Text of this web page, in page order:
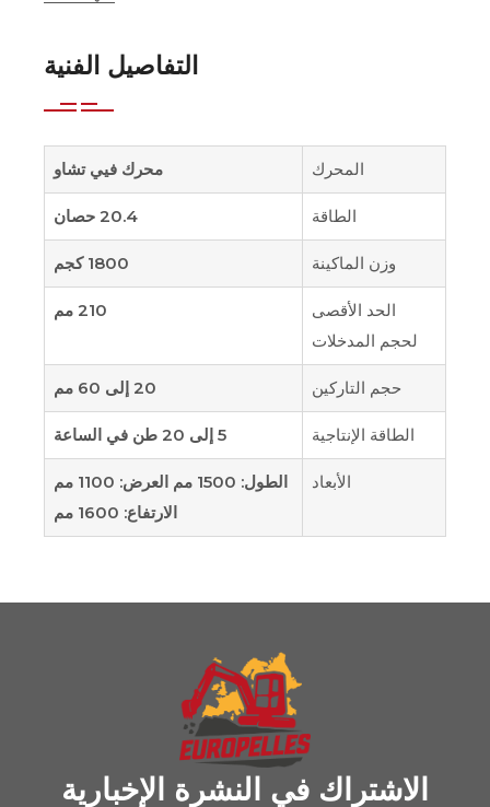
التفاصيل الفنية
المحرك محرك فيي تشاو
الطاقة 20.4 حصان
وزن الماكينة 1800 كجم
الحد الأقصى
لحجم المدخلات
210 مم
حجم التاركين 20 إلى 60 مم
الطاقة الإنتاجية 5 إلى 20 طن في الساعة
الأبعاد
الطول: 1500 مم العرض: 1100 مم
الارتفاع: 1600 مم
الاشتراك في النشرة الإخبارية